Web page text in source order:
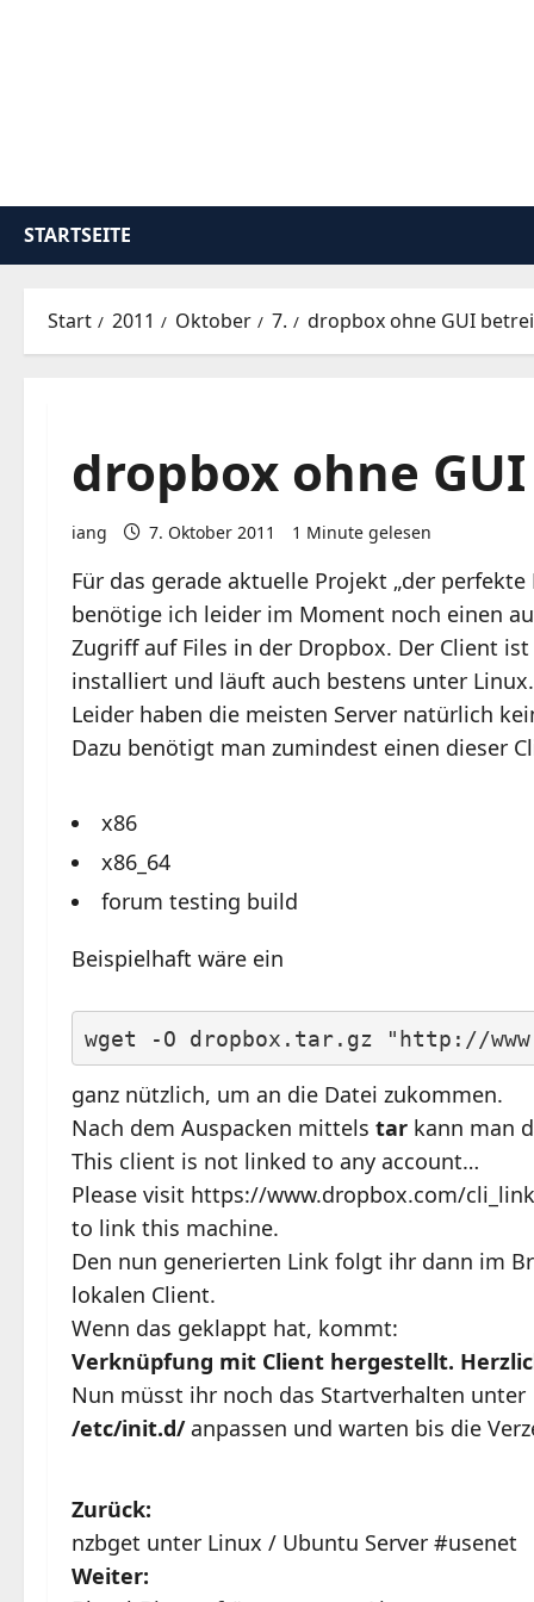
STARTSEITE
Start 2011 Oktober 7. dropbox ohne GUI
dropbox ohne
iang 7. Oktober 2011 1 Minute gelesen
Für das gerade aktuelle Projekt „der perfekte
benötige ich leider im Moment noch einen
Zugriff auf Files in der Dropbox. Der Client
installiert und läuft auch bestens unter Linux.
Leider haben die meisten Server natürlich
Dazu benötigt man zumindest einen dieser
x86
x86_64
forum testing build
Beispielhaft wäre ein
wget -O dropbox.tar.gz "http://
ganz nützlich, um an die Datei zukommen.
Nach dem Auspacken mittels tar kann man
This client is not linked to any account…
Please visit https://www.dropbox.com/
to link this machine.
Den nun generierten Link folgt ihr dann im
lokalen Client.
Wenn das geklappt hat, kommt:
Verknüpfung mit Client hergestellt.
Nun müsst ihr noch das Startverhalten unter
/etc/init.d/anpassen und warten bis die
B
e
Zurück:
nzbget unter Linux / Ubuntu Server #usenet
Weiter: